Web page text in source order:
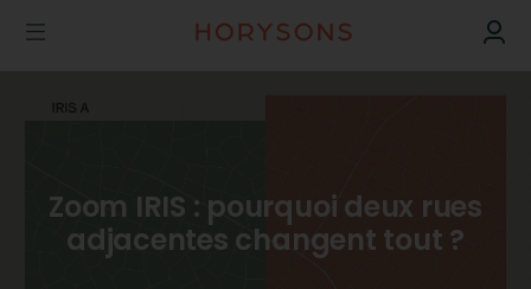
Zoom IRIS : pourquoi deux rues
adjacentes changent tout ?